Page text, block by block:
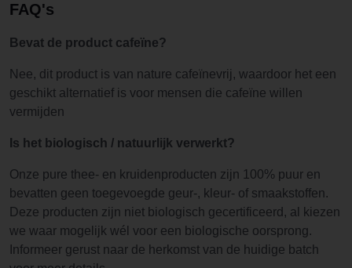
FAQ's
Bevat de product cafeïne?
Nee, dit product is van nature cafeïnevrij, waardoor het een
geschikt alternatief is voor mensen die cafeïne willen
vermijden
Is het biologisch / natuurlijk verwerkt?
Onze pure thee- en kruidenproducten zijn 100% puur en
bevatten geen toegevoegde geur-, kleur- of smaakstoffen.
Deze producten zijn niet biologisch gecertificeerd, al kiezen
we waar mogelijk wél voor een biologische oorsprong.
Informeer gerust naar de herkomst van de huidige batch